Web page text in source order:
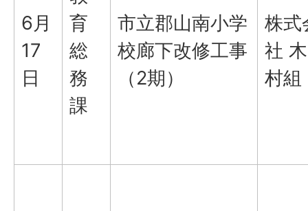
6月
17
日
育
総
務
課
市立郡山南小学
校廊下改修工事
（2期）
株式
社 木
村組